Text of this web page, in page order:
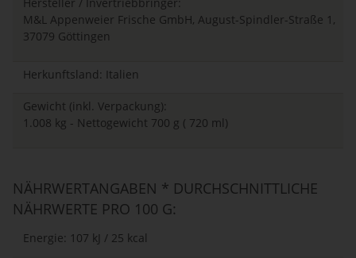
M&L Appenweier Frische GmbH, August-Spindler-Straße 1,
37079 Göttingen
Herkunftsland: Italien
Gewicht (inkl. Verpackung):
1.008 kg - Nettogewicht 700 g ( 720 ml)
NÄHRWERTANGABEN * DURCHSCHNITTLICHE
NÄHRWERTE PRO 100 G:
Energie: 107 kJ / 25 kcal